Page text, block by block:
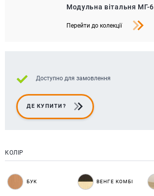
Модульна вітальня МГ-6
Перейти до колекції
Доступно для замовлення
ДЕ КУПИТИ?
КОЛІР
БУК ВЕНГЕ КОМБІ